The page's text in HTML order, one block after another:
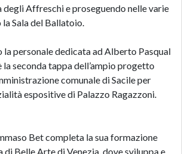
degli Affreschi e proseguendo nelle varie
Sala del Ballatoio.
la personale dedicata ad Alberto Pasqual
la seconda tappa dell’ampio progetto
comunale di Sacile per
espositive di Palazzo Ragazzoni.
Bet completa la sua formazione
di Belle Arte di Venezia, dove sviluppa e